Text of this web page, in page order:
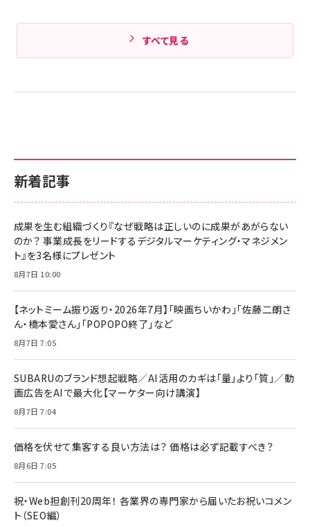
新着記事
成果を生む組織づくり『なぜ戦略は正しいのに成果があがらない
のか？ 事業成長をリードするデジタルマーケティング・マネジメン
ト』を3名様にプレゼント
8月7日 10:00
【ネットミーム振り返り・2026年7月】「映画ちいかわ」「佐藤二朗さ
ん・橋本愛さん」「POPOPO終了」など
8月7日 7:05
SUBARUのブランド想起戦略／AI活用のカギは「量」より「質」／動
画広告をAIで最大化【マーケター向け講演】
8月7日 7:04
価格を伏せて集客する良い方法は？ 価格は必ず記載すべき？
8月6日 7:05
祝・Web担創刊20周年！ 各業界の専門家から届いたお祝いコメン
ト（SEO編）
すべて見る